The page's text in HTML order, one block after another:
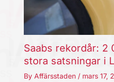
Saabs rekordår: 2
stora satsningar i
By Affärsstaden / mars 17,